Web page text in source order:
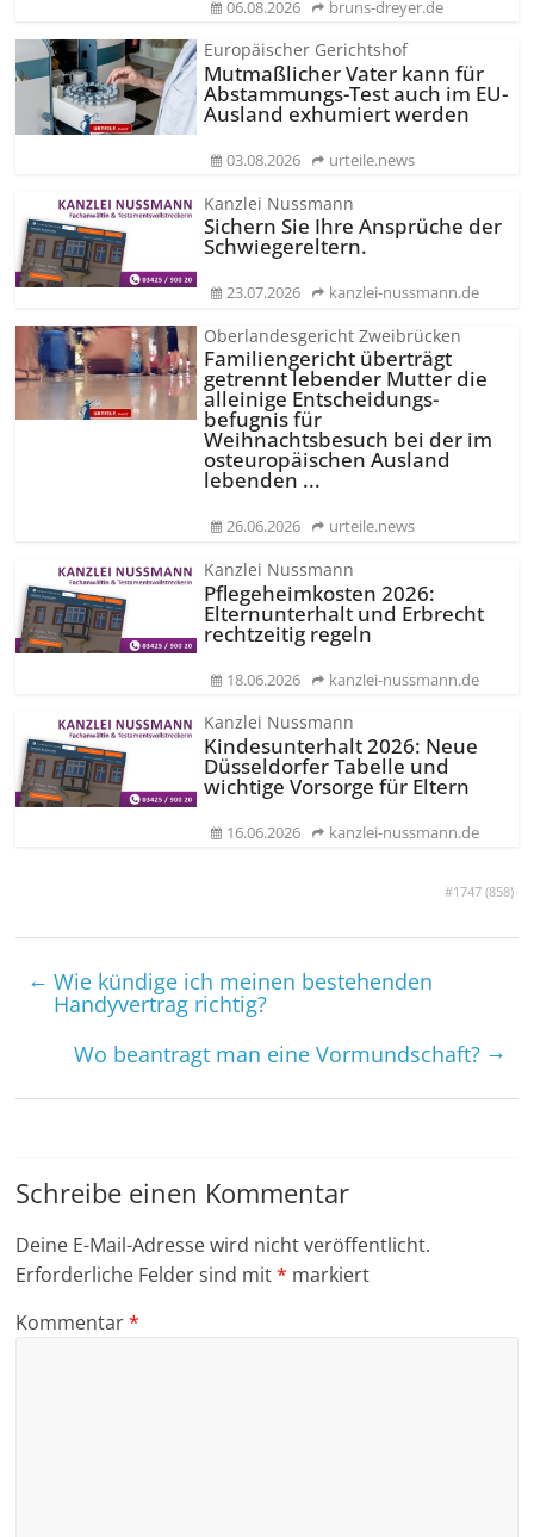
#1747 (858)
06.08.2026 bruns-dreyer.de
Europäischer Gerichtshof
Mutmaßlicher Vater kann für
Abstammungs-Test auch im EU-
Ausland exhumiert werden
03.08.2026 urteile.news
Kanzlei Nussmann
Sichern Sie Ihre Ansprüche der
Schwiegereltern.
23.07.2026 kanzlei-nussmann.de
Oberlandesgericht Zweibrücken
Familiengericht überträgt
getrennt lebender Mutter die
alleinige Entscheidungs­
befugnis für
Weihnachtsbesuch bei der im
osteuropäischen Ausland
lebenden ...
26.06.2026 urteile.news
Kanzlei Nussmann
Pflegeheimkosten 2026:
Elternunterhalt und Erbrecht
rechtzeitig regeln
18.06.2026 kanzlei-nussmann.de
Kanzlei Nussmann
Kindesunterhalt 2026: Neue
Düsseldorfer Tabelle und
wichtige Vorsorge für Eltern
16.06.2026 kanzlei-nussmann.de
← Wie kündige ich meinen bestehenden
Handyvertrag richtig?
Wo beantragt man eine Vormund­schaft? →
Schreibe einen Kommentar
Deine E-Mail-Adresse wird nicht veröffentlicht.
Erforderliche Felder sind mit* markiert
Kommentar*